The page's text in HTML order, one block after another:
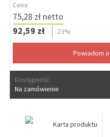
Cena:
75,28 zł netto
92,59 zł
23%
Dostępność:
Na zamówienie
Karta produktu